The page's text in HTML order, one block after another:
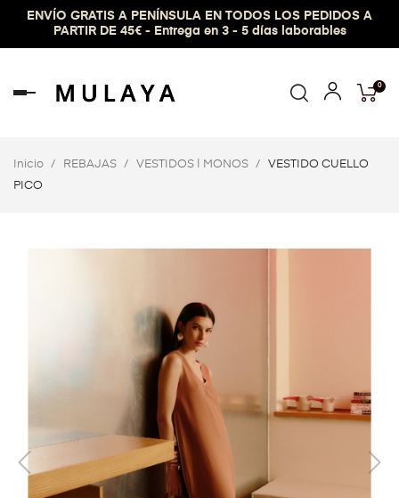
ENVÍO GRATIS A PENÍNSULA EN TODOS LOS PEDIDOS A
PARTIR DE 45€ - Entrega en 3 - 5 días laborables
Navegación
0
Inicio REBAJAS VESTIDOS | MONOS
VESTIDO CUELLO
PICO